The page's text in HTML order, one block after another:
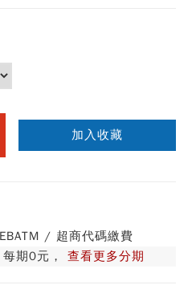
加入收藏
/ 超商代碼繳費
期0元， 查看更多分期